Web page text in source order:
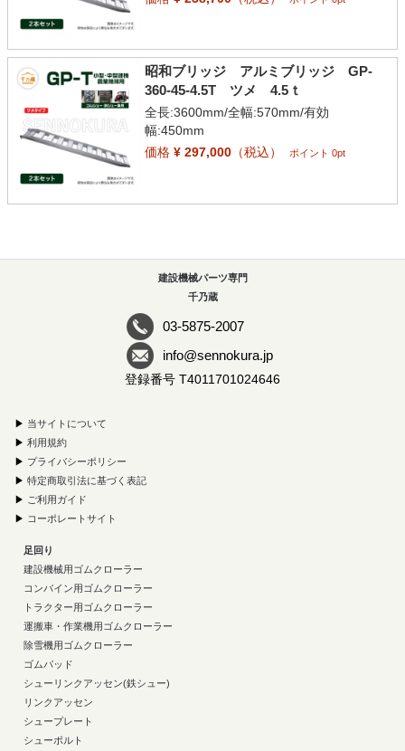
昭和ブリッジ アルミブリッジ GP-
360-45-4.5T ツメ 4.5ｔ
全長:3600mm/全幅:570mm/有効
幅:450mm
価格¥ 297,000（税込） ポイント 0pt
建設機械パーツ専門
千乃蔵
03-5875-2007
info@sennokura.jp
登録番号 T4011701024646
▶ 当サイトについて
▶ 利用規約
▶ プライバシーポリシー
▶ 特定商取引法に基づく表記
▶ ご利用ガイド
▶ コーポレートサイト
足回り
建設機械用ゴムクローラー
コンバイン用ゴムクローラー
トラクター用ゴムクローラー
運搬車・作業機用ゴムクローラー
除雪機用ゴムクローラー
ゴムパッド
シューリンクアッセン(鉄シュー)
リンクアッセン
シュープレート
シューボルト